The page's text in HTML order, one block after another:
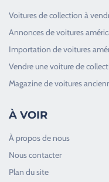
Voitures de collection à
Annonces de voitures
Importation de voitures
Vendre une voiture de
Magazine de voitures
À VOIR
À propos de nous
Nous contacter
Plan du site